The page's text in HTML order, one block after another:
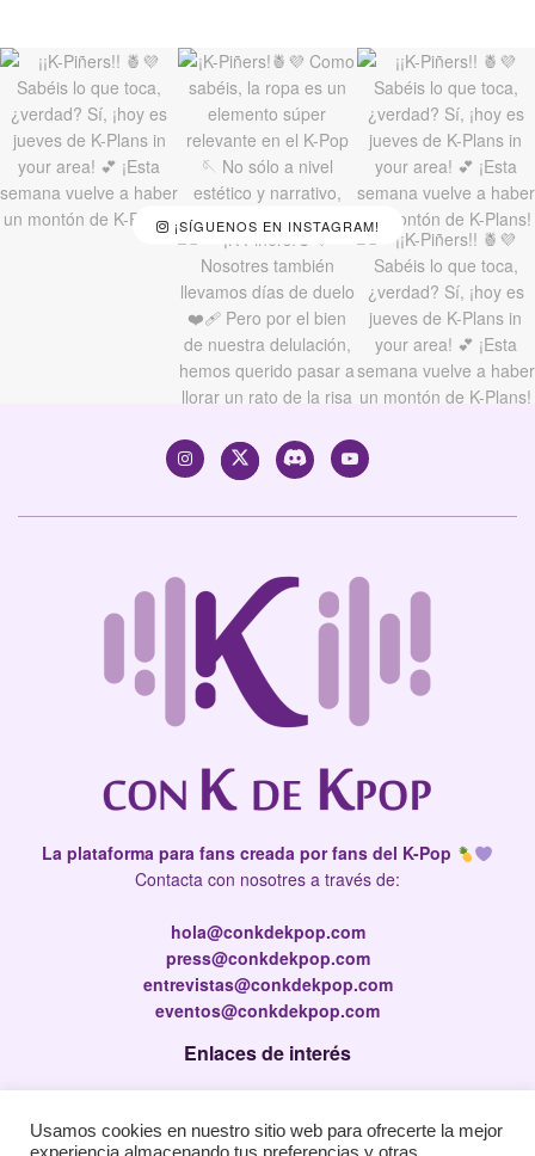
¡SÍGUENOS EN INSTAGRAM!
La plataforma para fans creada por fans del K-Pop
Contacta con nosotres a través de:
hola@conkdekpop.com
press@conkdekpop.com
entrevistas@conkdekpop.com
eventos@conkdekpop.com
Enlaces de interés
Política de privacidad
Usamos cookies en nuestro sitio web para ofrecerte la mejor